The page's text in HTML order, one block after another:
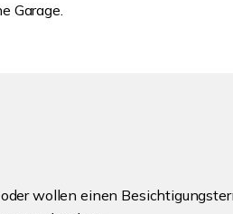
Garage.
wollen einen